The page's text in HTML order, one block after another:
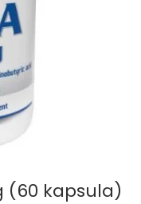
(60 kapsula)